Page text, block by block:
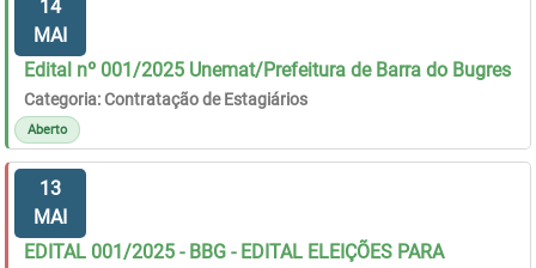
14
MAI
Edital nº 001/2025 Unemat/Prefeitura de Barra do Bugres
Categoria: Contratação de Estagiários
Aberto
13
MAI
EDITAL 001/2025 - BBG - EDITAL ELEIÇÕES PARA